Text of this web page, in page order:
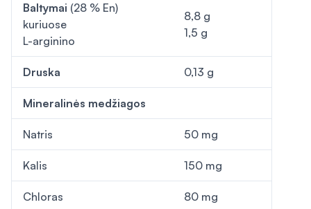
Baltymai (28 % En)
kuriuose
L-arginino
8,8 g
1,5 g
Druska 0,13 g
Mineralinės medžiagos
Natris 50 mg
Kalis 150 mg
Chloras 80 mg